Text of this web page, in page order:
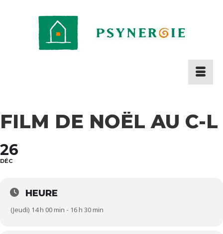
FILM DE NOËL AU C-L
26
DÉC
HEURE
(Jeudi) 14 h 00 min - 16 h 30 min